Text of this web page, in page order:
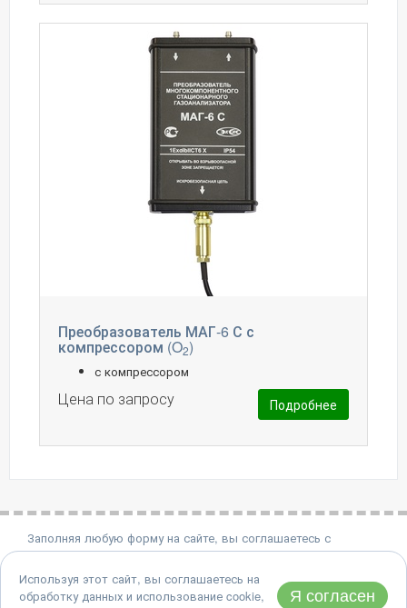
Преобразователь МАГ-6 С с
компрессором (O2)
с компрессором
Цена по запросу Подробнее
Заполняя любую форму на сайте, вы соглашаетесь с
политикой конфиденциальности.
8 (495) 651-06-22
Адрес: 124460, Москва, Зеленоград, проезд 4922, дом 4, стр.
Используя этот сайт, вы соглашаетесь на
обработку данных и использование cookie,
Я согласен